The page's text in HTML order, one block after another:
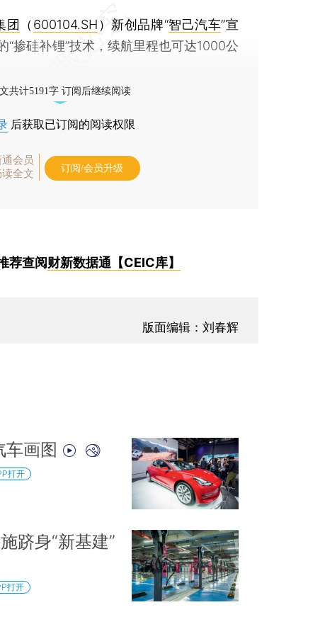
团 （ 600104.SH ）新创品牌“智己汽车”宣
“掺硅补锂”技术，续航里程也可达1000公
共计5191字 订阅后继续阅读
后获取已订阅的阅读权限
通会员
全文
订阅/会员升级
荐查阅财新数据通【CEIC库】
版面编辑：刘春辉
车画图
打开
跻身“新基建”
打开